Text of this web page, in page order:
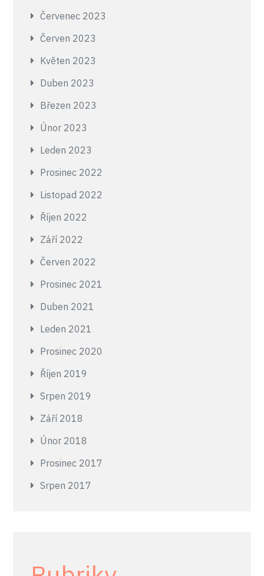
Červenec 2023
Červen 2023
Květen 2023
Duben 2023
Březen 2023
Únor 2023
Leden 2023
Prosinec 2022
Listopad 2022
Říjen 2022
Září 2022
Červen 2022
Prosinec 2021
Duben 2021
Leden 2021
Prosinec 2020
Říjen 2019
Srpen 2019
Září 2018
Únor 2018
Prosinec 2017
Srpen 2017